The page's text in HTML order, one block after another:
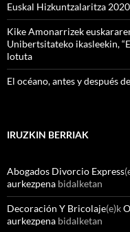
Euskal Hizkuntzalaritza
Kike Amonarrizek
Unibertsitateko ikasleekin,
lotuta
El océano, antes y después
IRUZKIN BERRIAK
Abogados Divorcio Express
aurkezpena bidalketan
Decoración Y Bricolaje(e)k
aurkezpena bidalketan